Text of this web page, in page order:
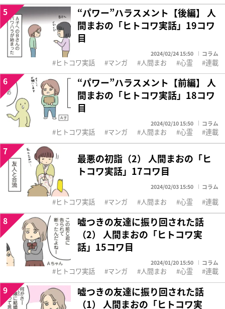
“パワー”ハラスメント【後編】 人
間まおの「ヒトコワ実話」19コワ
目
2024/02/24 15:50 コラム
5
ヒトコワ実話 マンガ 人間まお 心霊 連載
“パワー”ハラスメント【前編】 人
間まおの「ヒトコワ実話」18コワ
目
2024/02/10 15:50 コラム
6
ヒトコワ実話 マンガ 人間まお 心霊 連載
最悪の初詣（2） 人間まおの「ヒ
トコワ実話」17コワ目
2024/02/03 15:50 コラム
7
ヒトコワ実話 マンガ 人間まお 心霊 連載
嘘つきの友達に振り回された話
（2） 人間まおの「ヒトコワ実
話」15コワ目
2024/01/20 15:50 コラム
8
ヒトコワ実話 マンガ 人間まお 心霊 連載
嘘つきの友達に振り回された話
（1） 人間まおの「ヒトコワ実
9